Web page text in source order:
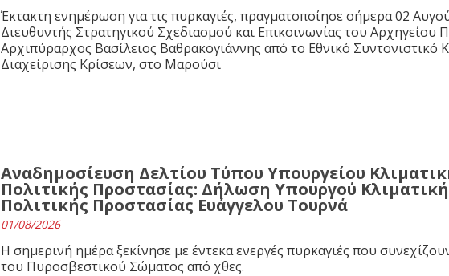
Έκτακτη ενημέρωση για τις πυρκαγιές, πραγματοποίησε σήμερα 02
Διευθυντής Στρατηγικού Σχεδιασμού και Επικοινωνίας του
Αρχιπύραρχος Βασίλειος Βαθρακογιάννης από το Εθνικό Συντονιστικό
Διαχείρισης Κρίσεων, στο Μαρούσι
Αναδημοσίευση Δελτίου Τύπου Υπουργείου
Πολιτικής Προστασίας: Δήλωση Υπουργού
Πολιτικής Προστασίας Ευάγγελου Τουρνά
01/08/2026
Η σημερινή ημέρα ξεκίνησε με έντεκα ενεργές πυρκαγιές που
του Πυροσβεστικού Σώματος από χθες.